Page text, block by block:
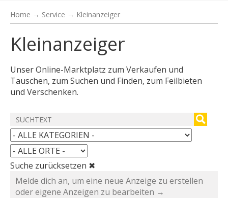
Home → Service → Kleinanzeiger
Kleinanzeiger
Unser Online-Marktplatz zum Verkaufen und
Tauschen, zum Suchen und Finden, zum Feilbieten
und Verschenken.
Suche zurücksetzen ✖
Melde dich an, um eine neue Anzeige zu erstellen
oder eigene Anzeigen zu bearbeiten →